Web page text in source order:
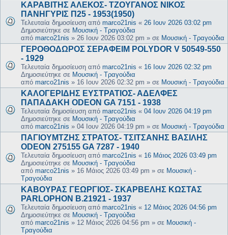
ΚΑΡΑΒΙΤΗΣ ΑΛΕΚΟΣ- ΤΖΟΥΓΑΝΟΣ ΝΙΚΟΣ
ΠΑΝΗΓΥΡΙΣ Π25 - 1953(1950)
Τελευταία δημοσίευση από marco21nis « 26 Ιουν 2026 03:02 pm
Δημοσιεύτηκε σε Μουσική - Τραγούδια
από marco21nis » 26 Ιουν 2026 03:02 pm » σε Μουσική - Τραγούδια
ΓΕΡΟΘΟΔΩΡΟΣ ΣΕΡΑΦΕΙΜ POLYDOR V 50549-550
- 1929
Τελευταία δημοσίευση από marco21nis « 16 Ιουν 2026 02:32 pm
Δημοσιεύτηκε σε Μουσική - Τραγούδια
από marco21nis » 16 Ιουν 2026 02:32 pm » σε Μουσική - Τραγούδια
ΚΑΛΟΓΕΡΙΔΗΣ ΕΥΣΤΡΑΤΙΟΣ- ΑΔΕΛΦΕΣ
ΠΑΠΑΔΑΚΗ ODEON GA 7151 - 1938
Τελευταία δημοσίευση από marco21nis « 04 Ιουν 2026 04:19 pm
Δημοσιεύτηκε σε Μουσική - Τραγούδια
από marco21nis » 04 Ιουν 2026 04:19 pm » σε Μουσική - Τραγούδια
ΠΑΓΙΟΥΜΤΖΗΣ ΣΤΡΑΤΟΣ- ΤΣΙΤΣΑΝΗΣ ΒΑΣΙΛΗΣ
ODEON 275155 GA 7287 - 1940
Τελευταία δημοσίευση από marco21nis « 16 Μάιος 2026 03:49 pm
Δημοσιεύτηκε σε Μουσική - Τραγούδια
από marco21nis » 16 Μάιος 2026 03:49 pm » σε Μουσική -
Τραγούδια
ΚΑΒΟΥΡΑΣ ΓΕΩΡΓΙΟΣ- ΣΚΑΡΒΕΛΗΣ ΚΩΣΤΑΣ
PARLOPHON B.21921 - 1937
Τελευταία δημοσίευση από marco21nis « 12 Μάιος 2026 04:56 pm
Δημοσιεύτηκε σε Μουσική - Τραγούδια
από marco21nis » 12 Μάιος 2026 04:56 pm » σε Μουσική -
Τραγούδια